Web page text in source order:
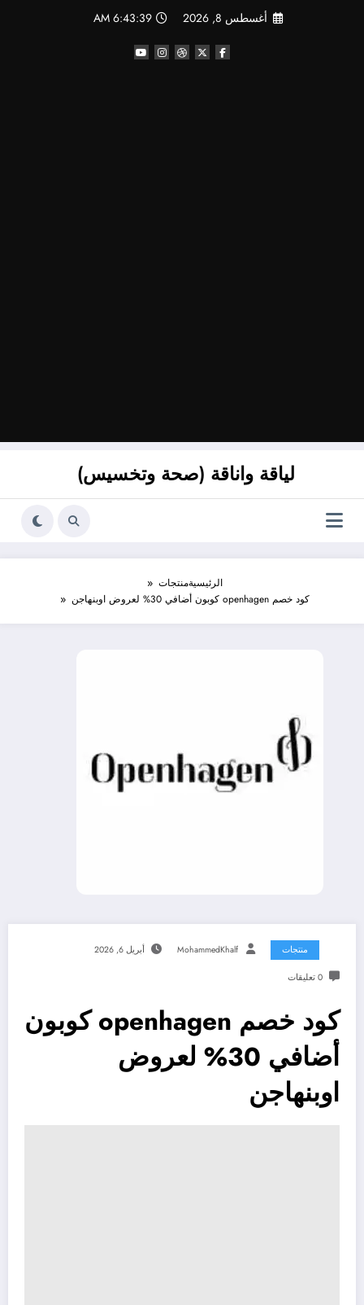
أغسطس 8, 2026 6:43:39 AM
لياقة واناقة (صحة وتخسيس)
الرئيسيةمنتجات
كود خصم openhagen كوبون أضافي 30% لعروض اوبنهاجن
منتجات MohammedKhalf أبريل 6, 2026
0 تعليقات
كود خصم openhagen كوبون
أضافي 30% لعروض
اوبنهاجن